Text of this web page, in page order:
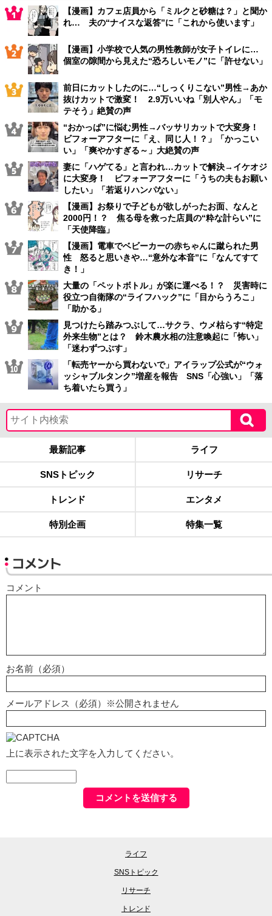
【漫画】カフェ店員から「ミルクと砂糖は？」と聞か
れ… 夫の“ナイスな返答”に「これから使います」
【漫画】小学校で人気の男性教師が女子トイレに…
個室の隙間から見えた“恐ろしいモノ”に「許せない」
前日にカットしたのに…“しっくりこない”男性→あか
抜けカットで激変！ 2.9万いいね「別人やん」「モ
テそう」絶賛の声
“おかっぱ”に悩む男性→バッサリカットで大変身！
ビフォーアフターに「え、同じ人！？」「かっこい
い」「爽やかすぎる～」大絶賛の声
妻に「ハゲてる」と言われ…カットで解決→イケオジ
に大変身！ ビフォーアフターに「うちの夫もお願い
したい」「若返りハンパない」
【漫画】お祭りで子どもが欲しがったお面、なんと
2000円！？ 焦る母を救った店員の“粋な計らい”に
「天使降臨」
【漫画】電車でベビーカーの赤ちゃんに蹴られた男
性 怒ると思いきや…“意外な本音”に「なんてすて
き！」
大量の「ペットボトル」が楽に運べる！？ 災害時に
役立つ自衛隊の“ライフハック”に「目からうろこ」
「助かる」
見つけたら踏みつぶして…サクラ、ウメ枯らす“特定
外来生物”とは？ 鈴木農水相の注意喚起に「怖い」
「迷わずつぶす」
「転売ヤーから買わないで」アイラップ公式が“ウォ
ッシャブルタンク”増産を報告 SNS「心強い」「落
ち着いたら買う」
最新記事 ライフ
SNSトピック リサーチ
トレンド エンタメ
特別企画 特集一覧
コメント
コメント
お名前（必須）
メールアドレス（必須）※公開されません
上に表示された文字を入力してください。
ライフ
SNSトピック
リサーチ
トレンド